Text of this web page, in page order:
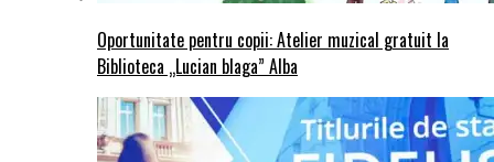
Oportunitate pentru copii: Atelier muzical gratuit la
Biblioteca „Lucian blaga” Alba